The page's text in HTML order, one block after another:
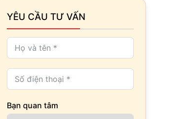
YÊU CẦU TƯ VẤN
Bạn quan tâm